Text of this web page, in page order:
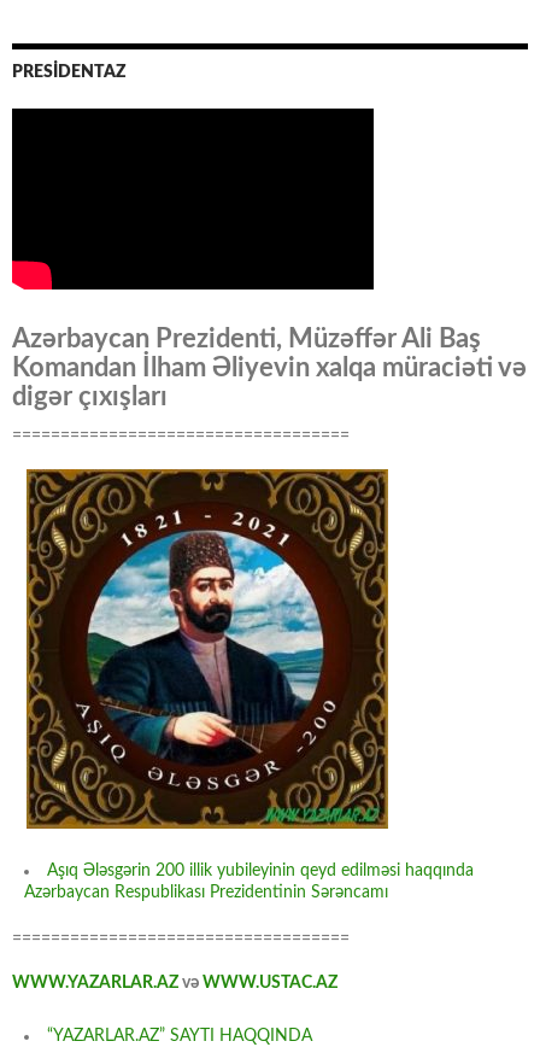
PRESİDENTAZ
Azərbaycan Prezidenti, Müzəffər Ali Baş
Komandan İlham Əliyevin xalqa müraciəti və
digər çıxışları
===================================
Aşıq Ələsgərin 200 illik yubileyinin qeyd edilməsi haqqında
Azərbaycan Respublikası Prezidentinin Sərəncamı
===================================
WWW.YAZARLAR.AZ və WWW.USTAC.AZ
“YAZARLAR.AZ” SAYTI HAQQINDA